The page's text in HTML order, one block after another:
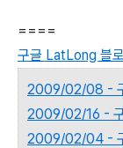
====
구글 LatLong 블
2009/02/08 - 구
2009/02/16 -
2009/02/04 -